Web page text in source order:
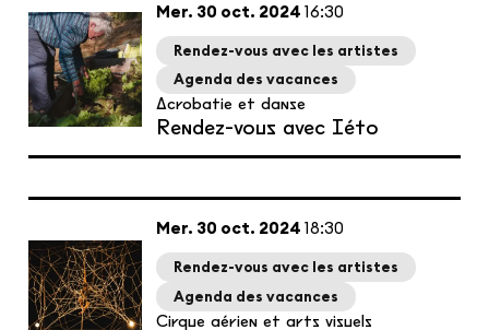
mercredi
Mer. 30 octobre
oct. 2024 16:30
Rendez-vous avec les artistes
Agenda des vacances
Acrobatie et danse
Rendez-vous avec Iéto
mercredi
Mer. 30 octobre
oct. 2024 18:30
Rendez-vous avec les artistes
Agenda des vacances
Cirque aérien et arts visuels